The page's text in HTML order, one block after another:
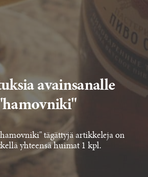
avainsanalle
tägättyjä artikkeleja on
yhteensä huimat 1 kpl.